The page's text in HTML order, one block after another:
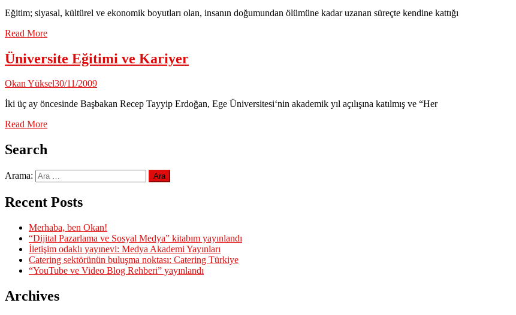
Eğitim; siyasal, kültürel ve ekonomik boyutları olan, insanın doğumundan ölümüne kadar uzanan süreçte kendine kattığı
Read More
Üniversite Eğitimi ve Kariyer
Okan Yüksel30/11/2009
İki üç ay öncesinde Başbakan Recep Tayyip Erdoğan, Ege Üniversitesi‘nin akademik yıl açılışına katılmış ve “Her
Read More
Search
Arama:
Recent Posts
Merhaba, ben Okan!
“Dijital Pazarlama ve Sosyal Medya” kitabım yayınlandı
İletişim odaklı yayınevi: Medya Akademi Yayınları
Catering sektörünün buluşma noktası: Catering Türkiye
“YouTube ve Video Blog Rehberi” yayınlandı
Archives